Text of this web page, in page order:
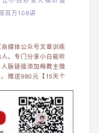
百万108讲
媒体公众号文章训练
。专门分享小白能听
脉链接添加梅教主微
赠送980元【15天个